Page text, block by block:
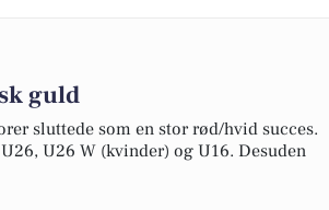
guld
sluttede som en stor rød/hvid succes.
U26 W (kvinder) og U16. Desuden